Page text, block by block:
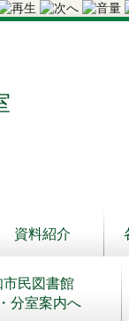
資料紹介
市民図書館
分室案内へ